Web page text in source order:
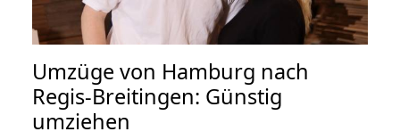
Umzüge von Hamburg nach
Regis-Breitingen: Günstig
umziehen